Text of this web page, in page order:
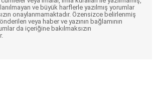
ve büyük harflerle yazılmış yorumlar
onaylanmamaktadır. Özensizce belirlenmiş
veya haber ve yazının bağlamının
da içeriğine bakılmaksızın